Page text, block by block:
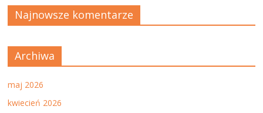
Najnowsze komentarze
Archiwa
maj 2026
kwiecień 2026